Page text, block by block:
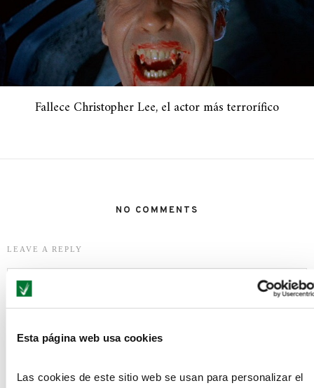
Esta página web usa cookies
Las cookies de este sitio web se usan para personalizar el
Fallece Christopher Lee, el actor más terrorífico
NO COMMENTS
LEAVE A REPLY